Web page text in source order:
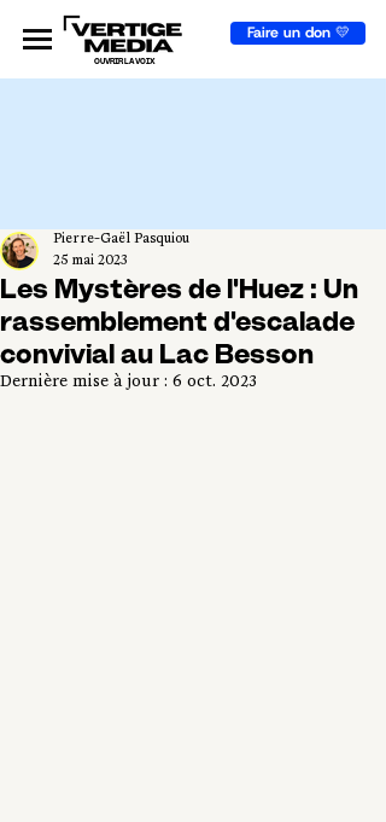
Faire un don 💛
OUVRIR LA VOIX
Les Mystères de l'Huez : Un
rassemblement d'escalade
convivial au Lac Besson
Pierre-Gaël Pasquiou
25 mai 2023
Dernière mise à jour : 6 oct. 2023